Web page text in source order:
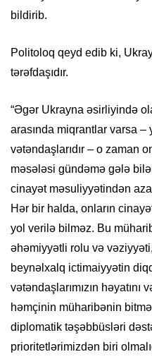
bildirib.
Politoloq qeyd edib ki,
tərəfdaşıdır.
“Əgər Ukrayna əsirliyində
arasında miqrantlar varsa
vətəndaşlarıdır – o zaman
məsələsi gündəmə gələ
cinayət məsuliyyətindən
Hər bir halda, onların
yol verilə bilməz. Bu
əhəmiyyətli rolu və
beynəlxalq ictimaiyyətin
vətəndaşlarımızın
həmçinin müharibənin
diplomatik təşəbbüsləri
prioritetlərimizdən biri